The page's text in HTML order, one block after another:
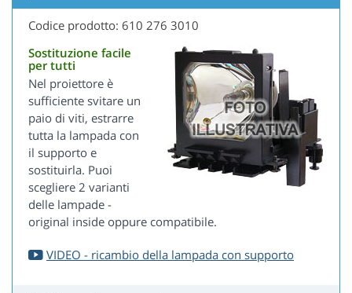
Codice prodotto: 610 276 3010
Sostituzione facile
per tutti
Nel proiettore è
sufficiente svitare un
paio di viti, estrarre
tutta la lampada con
il supporto e
sostituirla. Puoi
scegliere 2 varianti
delle lampade -
original inside oppure compatibile.
VIDEO - ricambio della lampada con supporto